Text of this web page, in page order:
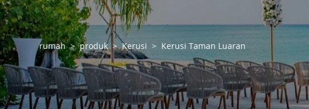
rumah > produk > Kerusi > Kerusi Taman Luaran